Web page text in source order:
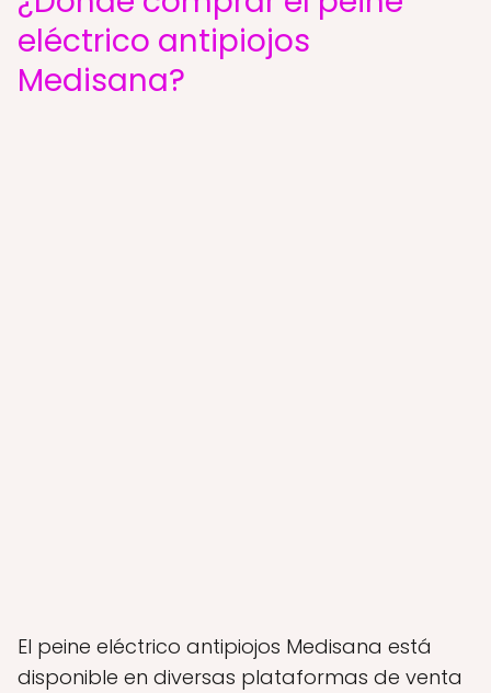
eléctrico antipiojos
Medisana?
El peine eléctrico antipiojos Medisana está
disponible en diversas plataformas de venta